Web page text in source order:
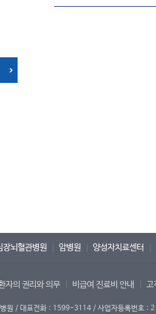
장뇌혈관병원 암병원 양성자치료센터
자의 권리와 의무 비급여 진료비 안내 고
병원 / 대표전화 : 1599-3114 / 사업자등록번호